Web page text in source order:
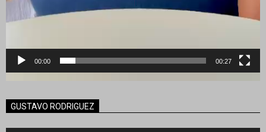
00:00 00:27
GUSTAVO RODRIGUEZ